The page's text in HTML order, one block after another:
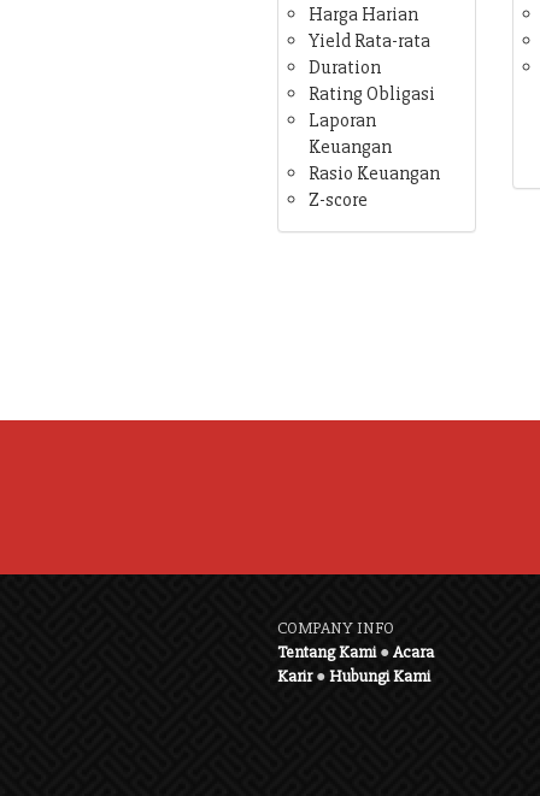
Harga Harian
Yield Rata-rata
Duration
Rating Obligasi
Laporan
Keuangan
Rasio Keuangan
Z-score
COMPANY INFO
Tentang Kami●Acara
Karir●Hubungi Kami